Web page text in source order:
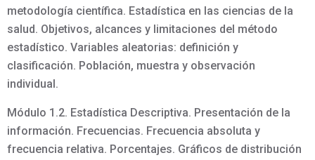
metodología científica. Estadística en las ciencias de la
salud. Objetivos, alcances y limitaciones del método
estadístico. Variables aleatorias: definición y
clasificación. Población, muestra y observación
individual.
Módulo 1.2. Estadística Descriptiva. Presentación de la
información. Frecuencias. Frecuencia absoluta y
frecuencia relativa. Porcentajes. Gráficos de distribución